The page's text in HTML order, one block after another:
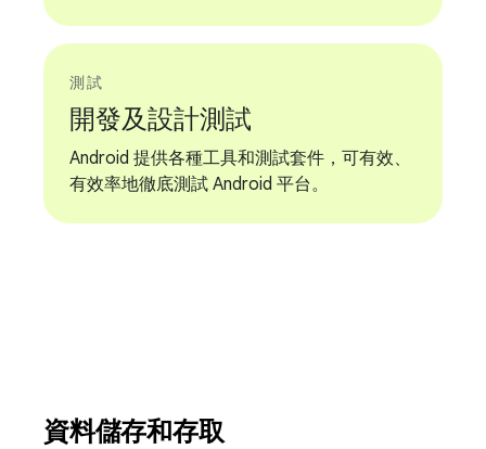
測試
開發及設計測試
Android 提供各種工具和測試套件，可有效、
有效率地徹底測試 Android 平台。
資料儲存和存取